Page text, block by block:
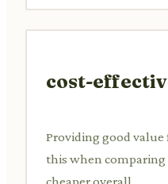
cost-
Providing good value
this when